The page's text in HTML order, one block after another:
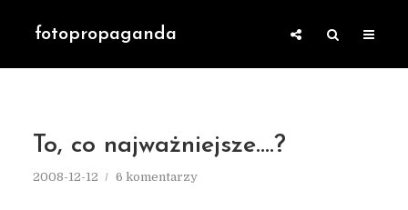
fotopropaganda
To, co najważniejsze….?
2008-12-12 6 komentarzy